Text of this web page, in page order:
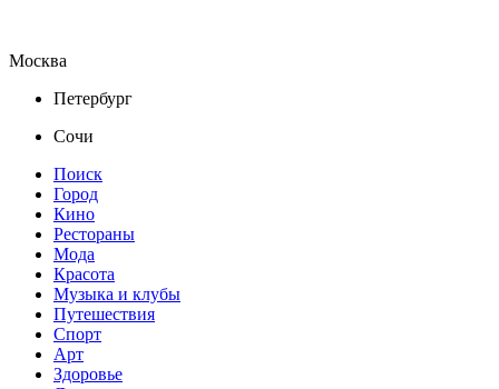
Москва
Петербург
Сочи
Поиск
Город
Кино
Рестораны
Мода
Красота
Музыка и клубы
Путешествия
Спорт
Арт
Здоровье